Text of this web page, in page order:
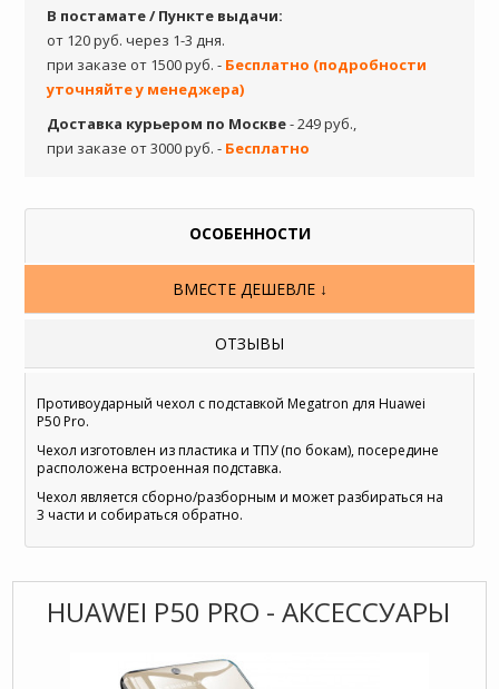
В постамате / Пункте выдачи:
от 120 руб. через 1-3 дня.
при заказе от 1500 руб. - Бесплатно (подробности
уточняйте у менеджера)
Доставка курьером по Москве- 249 руб.,
при заказе от 3000 руб. - Бесплатно
ОСОБЕННОСТИ
ВМЕСТЕ ДЕШЕВЛЕ ↓
ОТЗЫВЫ
Противоударный чехол с подставкой Megatron для Huawei
P50 Pro.
Чехол изготовлен из пластика и ТПУ (по бокам), посередине
расположена встроенная подставка.
Чехол является сборно/разборным и может разбираться на
3 части и собираться обратно.
HUAWEI P50 PRO - АКСЕССУАРЫ